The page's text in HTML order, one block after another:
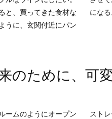
と、買ってきた食材な
うに、玄関付近にパン
になる
のために、可
ームのようにオープン
ずれは土間をひと部屋